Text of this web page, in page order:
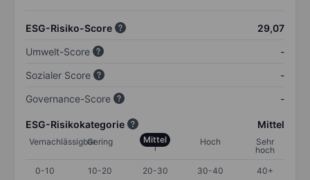
ESG-Risiko-Score
29,07
Umwelt-Score
-
Sozialer Score
-
Governance-Score
-
ESG-Risikokategorie Mittel
VernachlässigbarGering Mittel Hoch
Sehr
hoch
0-10
10-20 20-30 30-40 40+